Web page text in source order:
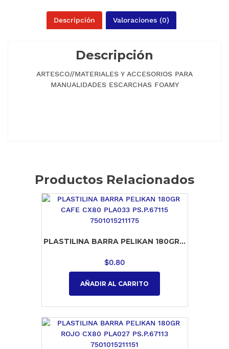
Descripción Valoraciones (0)
Descripción
ARTESCO//MATERIALES Y ACCESORIOS PARA
MANUALIDADES ESCARCHAS FOAMY
Productos Relacionados
PLASTILINA BARRA PELIKAN 180GR...
$0.80
AÑADIR AL CARRITO